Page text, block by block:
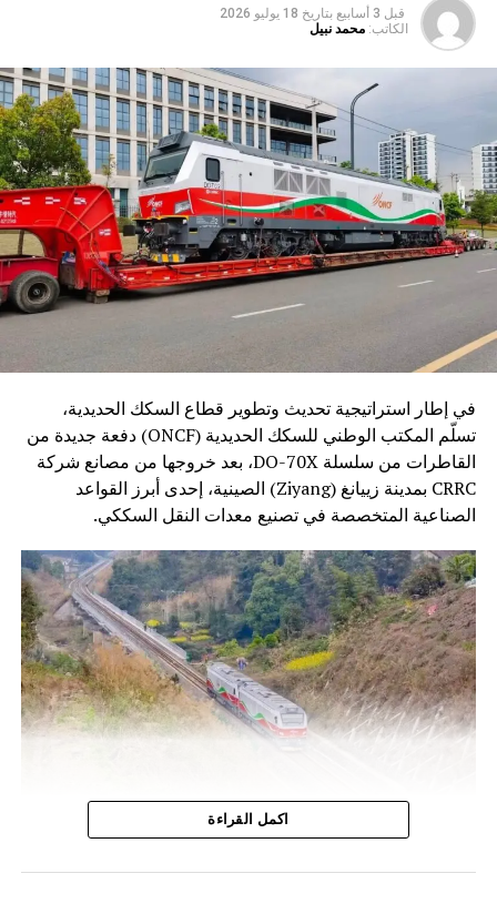
قبل 3 أسابيع بتاريخ 18 يوليو 2026
الكاتب: محمد نبيل
في إطار استراتيجية تحديث وتطوير قطاع السكك الحديدية،
تسلّم المكتب الوطني للسكك الحديدية (ONCF) دفعة جديدة من
القاطرات من سلسلة DO-70X، بعد خروجها من مصانع شركة
CRRC بمدينة زييانغ (Ziyang) الصينية، إحدى أبرز القواعد
الصناعية المتخصصة في تصنيع معدات النقل السككي.
وتندرج هذه الخطوة ضمن برنامج تحديث أسطول الجر الذي
أطلقه المكتب الوطني للسكك الحديدية، بهدف الرفع من كفاءة
اكمل القراءة